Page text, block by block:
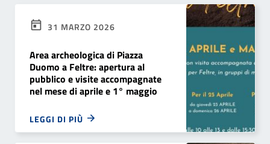
31 MARZO 2026
Area archeologica di Piazza
Duomo a Feltre: apertura al
pubblico e visite accompagnate
nel mese di aprile e 1° maggio
LEGGI DI PIÙ